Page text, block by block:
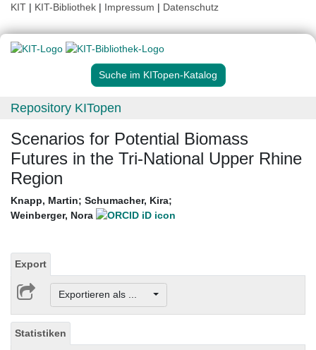
KIT | KIT-Bibliothek | Impressum | Datenschutz
Suche im KITopen-Katalog
Repository KITopen
Scenarios for Potential Biomass
Futures in the Tri-National Upper Rhine
Region
Knapp, Martin; Schumacher, Kira;
Weinberger, Nora
Export
Exportieren als ...
Statistiken